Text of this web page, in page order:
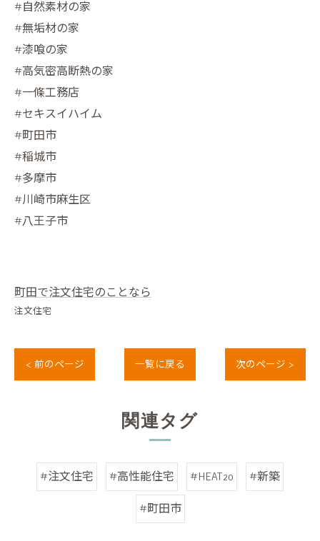
#自然素材の家
#無垢材の家
#漆喰の家
#高気密高断熱の家
#一條工務店
#セキスイハイム
#町田市
#稲城市
#多摩市
#川崎市麻生区
#八王子市
町田で注文住宅のことなら
注文住宅
< 前のページ 一覧に戻る 次のページ >
関連タグ
#注文住宅 #高性能住宅 #HEAT20 #新築
#町田市